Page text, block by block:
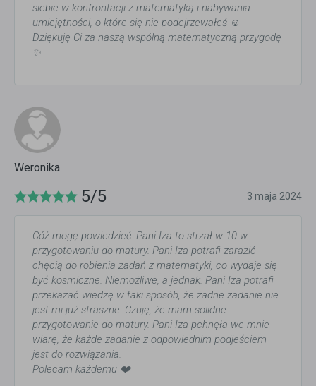
siebie w konfrontacji z matematyką i nabywania
umiejętności, o które się nie podejrzewałeś ☺️
Dziękuję Ci za naszą wspólną matematyczną przygodę
✨
Weronika
5/5 3 maja 2024
Cóż mogę powiedzieć..Pani Iza to strzał w 10 w
przygotowaniu do matury. Pani Iza potrafi zarazić
chęcią do robienia zadań z matematyki, co wydaje się
być kosmiczne. Niemożliwe, a jednak. Pani Iza potrafi
przekazać wiedzę w taki sposób, że żadne zadanie nie
jest mi już straszne. Czuję, że mam solidne
przygotowanie do matury. Pani Iza pchnęła we mnie
wiarę, że każde zadanie z odpowiednim podjeściem
jest do rozwiązania.
Polecam każdemu ❤️